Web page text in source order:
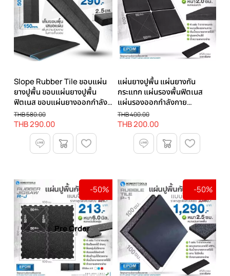
Slope Rubber Tile ขอบแผ่น
ยางปูพื้น ขอบแผ่นยางปูพื้น
ฟิตเนส ขอบแผ่นยางออกกำลัง
กาย หนา 2.5 ซม.
THB 290.00
THB 580.00
แผ่นยางปูพื้น แผ่นยางกัน
กระแทก แผ่นรองพื้นฟิตเนส
แผ่นรองออกกำลังกาย
RUBBER TILE C5 หนา 2 ซม.
THB 200.00
THB 400.00
-50%
Pre Order
-50%